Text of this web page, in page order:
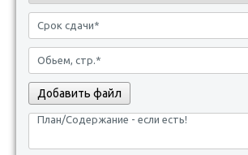
Добавить файл